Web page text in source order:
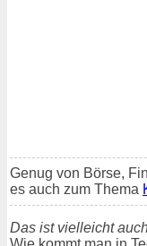
Genug von Börse,
es auch zum Thema
Das ist vielleicht